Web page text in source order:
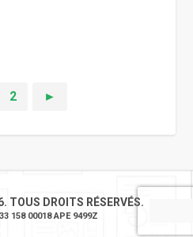
2 ►
TOUS DROITS RÉSERVÉS.
158 00018 APE 9499Z